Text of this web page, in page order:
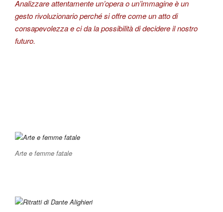
Analizzare attentamente un’opera o un’immagine è un
gesto rivoluzionario perché si offre come un atto di
consapevolezza e ci da la possibilità di decidere il nostro
futuro.
Arte e femme fatale